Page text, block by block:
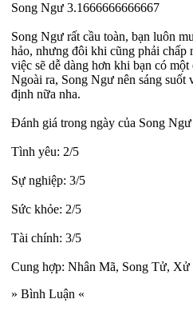
Song Ngư 3.1666666666667
Song Ngư rất cầu toàn, bạn luôn
hảo, nhưng đôi khi cũng phải chấp
việc sẽ dễ dàng hơn khi bạn có
Ngoài ra, Song Ngư nên sáng suốt
định nữa nha.
Đánh giá trong ngày của Song Ngư
Tình yêu: 2/5
Sự nghiệp: 3/5
Sức khỏe: 2/5
Tài chính: 3/5
Cung hợp: Nhân Mã, Song Tử,
» Bình Luận «